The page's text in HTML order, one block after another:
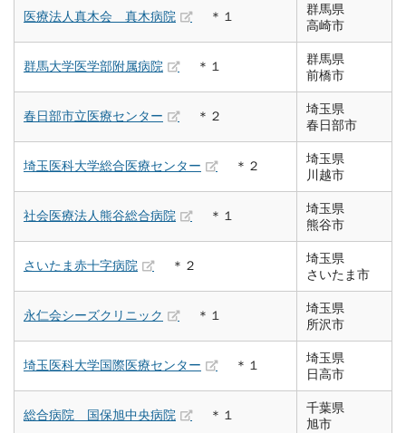
医療法人真木会 真木病院 ＊１
群馬県
高崎市
群馬大学医学部附属病院 ＊１
群馬県
前橋市
春日部市立医療センター ＊２
埼玉県
春日部市
埼玉医科大学総合医療センター ＊２
埼玉県
川越市
社会医療法人熊谷総合病院 ＊１
埼玉県
熊谷市
さいたま赤十字病院 ＊２
埼玉県
さいたま市
永仁会シーズクリニック ＊１
埼玉県
所沢市
埼玉医科大学国際医療センター ＊１
埼玉県
日高市
総合病院 国保旭中央病院 ＊１
千葉県
旭市